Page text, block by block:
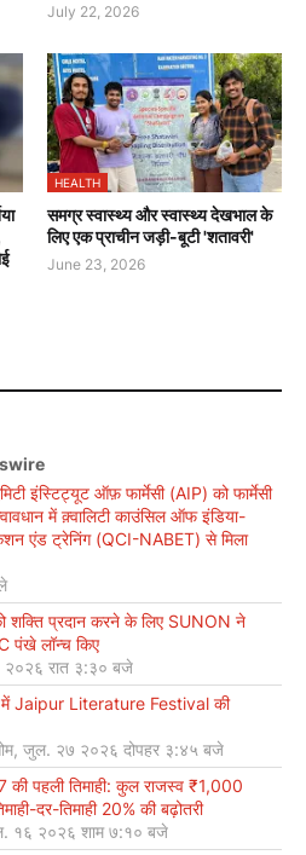
July 22, 2026
HEALTH
समग्र स्वास्थ्य और स्वास्थ्य देखभाल के
लिए एक प्राचीन जड़ी-बूटी 'शतावरी'
June 23, 2026
इंस्टिट्यूट ऑफ़ फार्मेसी (AIP) को फार्मेसी
में क़्वालिटी काउंसिल ऑफ इंडिया-
एंड ट्रेनिंग (QCI-NABET) से मिला
शक्ति प्रदान करने के लिए SUNON ने
पंखे लॉन्च किए
रात ३:३० बजे
Jaipur Literature Festival की
जुल. २७ २०२६ दोपहर ३:४५ बजे
की पहली तिमाही: कुल राजस्व ₹1,000
दर-तिमाही 20% की बढ़ोतरी
१६ २०२६ शाम ७:१० बजे